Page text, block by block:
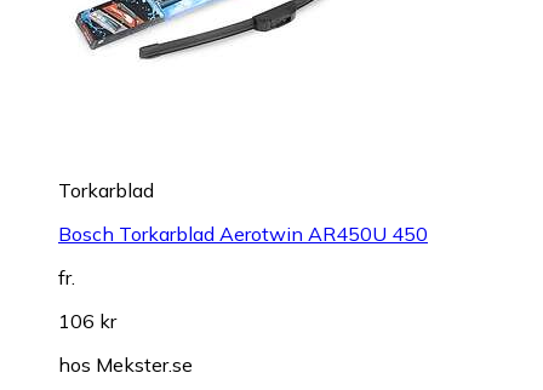
Torkarblad
Bosch Torkarblad Aerotwin AR450U 450
fr.
106 kr
hos Mekster.se